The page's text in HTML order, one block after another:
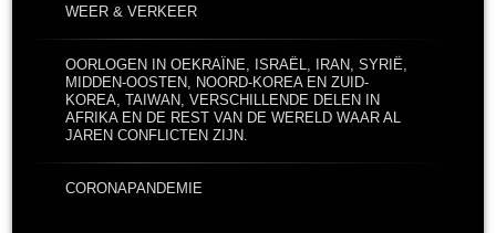
WEER & VERKEER
OORLOGEN IN OEKRAÏNE, ISRAËL, IRAN, SYRIË,
MIDDEN-OOSTEN, NOORD-KOREA EN ZUID-
KOREA, TAIWAN, VERSCHILLENDE DELEN IN
AFRIKA EN DE REST VAN DE WERELD WAAR AL
JAREN CONFLICTEN ZIJN.
CORONAPANDEMIE